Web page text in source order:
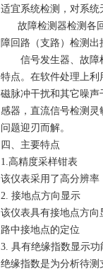
适宜系统检测，对系
故障检测器检测各回
障回路（支路）检测
信号发生器、故障检
特点。在软件处理上
磁脉冲干扰和其它噪
感器，直流信号检测灵
问题迎刃而解。
四、主要特点
1.高精度采样钳表
该仪表采用了高分辨
2. 接地点方向显示
该仪表具有接地点方
路中接地点的定位
3. 具有绝缘指数显示功
绝缘指数是为分析待